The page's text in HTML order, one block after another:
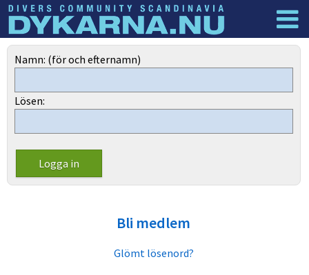
Dyknyheter
Namn: (för och efternamn)
Lösen:
Bli medlem
Glömt lösenord?